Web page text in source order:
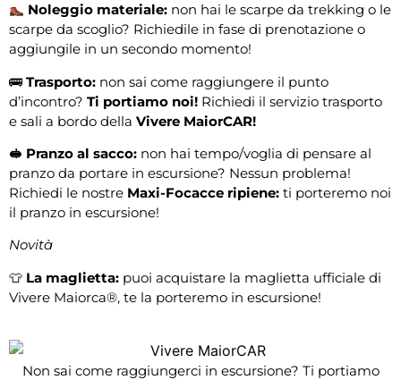
Noleggio materiale: non hai le scarpe da trekking o le
scarpe da scoglio? Richiedile in fase di prenotazione o
aggiungile in un secondo momento!
🚌 Trasporto: non sai come raggiungere il punto
d’incontro? Ti portiamo noi! Richiedi il servizio trasporto
e sali a bordo della Vivere MaiorCAR!
🥪 Pranzo al sacco: non hai tempo/voglia di pensare al
pranzo da portare in escursione? Nessun problema!
Richiedi le nostre Maxi-Focacce ripiene: ti porteremo noi
il pranzo in escursione!
Novità
👕 La maglietta: puoi acquistare la maglietta ufficiale di
Vivere Maiorca®, te la porteremo in escursione!
Non sai come raggiungerci in escursione? Ti portiamo